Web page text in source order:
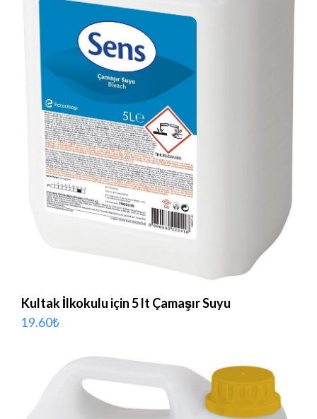
Kultak İlkokulu için 5 lt Çamaşır Suyu
19.60₺